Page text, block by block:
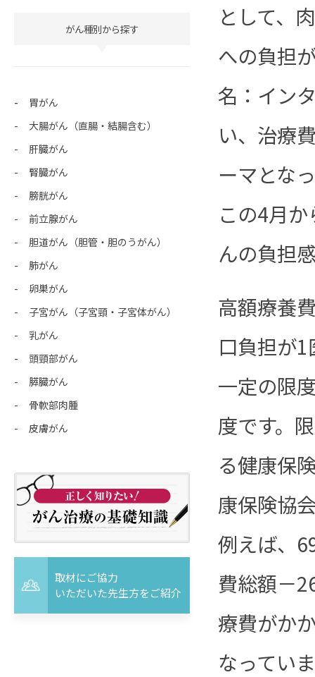
として、
への負担
名：イン
い、治療
ーマとな
この4月
んの負担
高額療養
口負担が
一定の限
度です。
る健康保
康保険協
例えば、
費総額－
療費がか
なってい
がん種別から探す
胃がん
大腸がん（直腸・結腸含む）
肝臓がん
腎臓がん
膀胱がん
前立腺がん
胆道がん（胆管・胆のうがん）
肺がん
卵巣がん
子宮がん（子宮頸・子宮体がん）
乳がん
頭頸部がん
膵臓がん
骨軟部肉腫
皮膚がん
取材にご協力
いただいた先生方をご紹介